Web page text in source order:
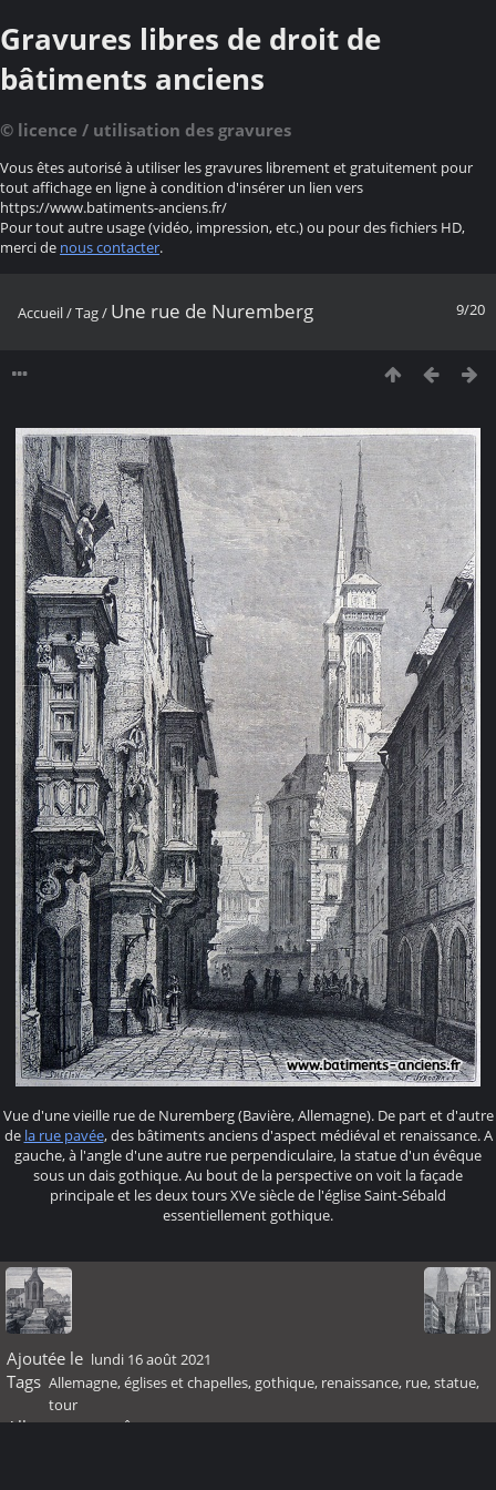
Gravures libres de droit de
bâtiments anciens
© licence / utilisation des gravures
Vous êtes autorisé à utiliser les gravures librement et gratuitement pour
tout affichage en ligne à condition d'insérer un lien vers
https://www.batiments-anciens.fr/
Pour tout autre usage (vidéo, impression, etc.) ou pour des fichiers HD,
merci de nous contacter.
9/20
Accueil/Tag/ Une rue de Nuremberg
Vue d'une vieille rue de Nuremberg (Bavière, Allemagne). De part et d'autre
de la rue pavée, des bâtiments anciens d'aspect médiéval et renaissance. A
gauche, à l'angle d'une autre rue perpendiculaire, la statue d'un évêque
sous un dais gothique. Au bout de la perspective on voit la façade
principale et les deux tours XVe siècle de l'église Saint-Sébald
essentiellement gothique.
Ajoutée le lundi 16 août 2021
Tags Allemagne,églises et chapelles, gothique, renaissance, rue,statue,
tour
Albums Moyen Âge